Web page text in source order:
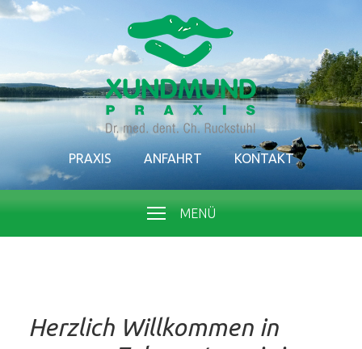
PRAXIS ANFAHRT KONTAKT
MENÜ
Herzlich Willkommen in